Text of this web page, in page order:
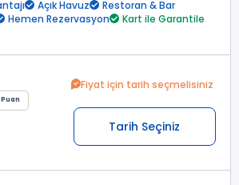
Açık Havuz
Restoran & Bar
Hemen Rezervasyon
Kart ile Garantile
Fiyat için tarih seçmelisiniz
Tarih Seçiniz